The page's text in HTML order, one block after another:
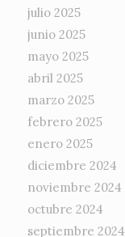
julio 2025
junio 2025
mayo 2025
abril 2025
marzo 2025
febrero 2025
enero 2025
diciembre 2024
noviembre 2024
octubre 2024
septiembre 2024